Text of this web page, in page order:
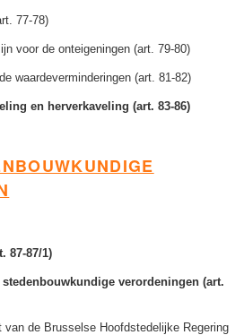
77-78)
voor de onteigeningen (art. 79-80)
waardeverminderingen (art. 81-82)
en herverkaveling (art. 83-86)
87-87/1)
verordeningen (art.
de Brusselse Hoofdstedelijke Regering